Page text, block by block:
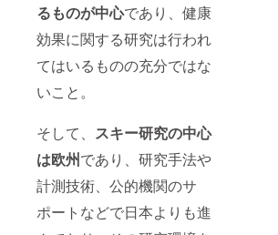
るものが中心であり、健康
効果に関する研究は行われ
てはいるものの充分ではな
いこと。
そして、 スキー研究の中心
は欧州であり、研究手法や
計測技術、公的機関のサ
ポートなどで日本よりも進